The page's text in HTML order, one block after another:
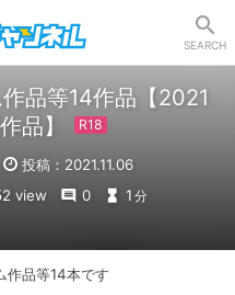
SEARCH
品等14作品【2021
品】
投稿：2021.11.06
view 0 1 分
作品等14本です